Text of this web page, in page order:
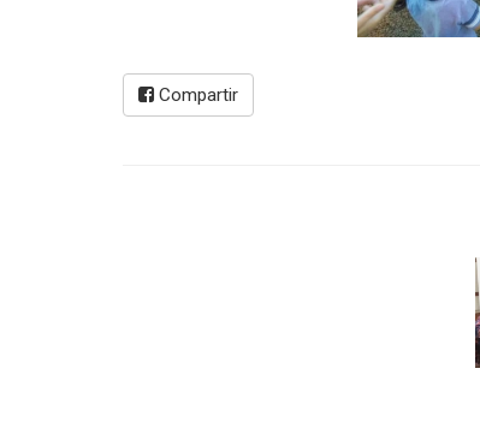
Compartir